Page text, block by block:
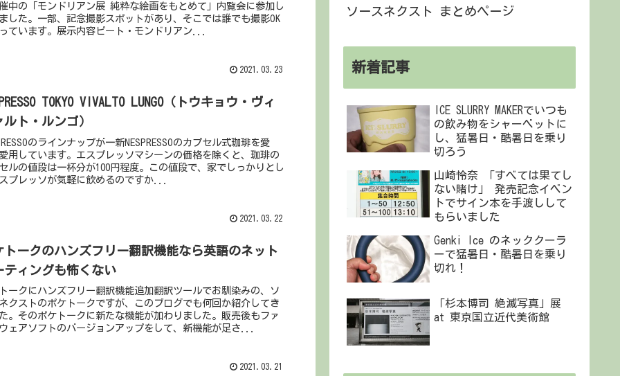
中の「モンドリアン展 純粋な絵画をもとめて」内覧会に参加し
した。一部、記念撮影スポットがあり、そこでは誰でも撮影OK
ています。展示内容ピート・モンドリアン...
2021.03.23
TOKYO VIVALTO LUNGO（トウキョウ・ヴィ
ルト・ルンゴ）
のラインナップが一新NESPRESSOのカプセル式珈琲を愛
用しています。エスプレッソマシーンの価格を除くと、珈琲の
ルの値段は一杯分が100円程度。この値段で、家でしっかりとし
プレッソが気軽に飲めるのですか...
2021.03.22
トークのハンズフリー翻訳機能なら英語のネット
ティングも怖くない
ークにハンズフリー翻訳機能追加翻訳ツールでお馴染みの、ソ
クストのポケトークですが、このブログでも何回か紹介してき
。そのポケトークに新たな機能が加わりました。販売後もファ
ェアソフトのバージョンアップをして、新機能が足さ...
2021.03.21
ソースネクスト まとめページ
新着記事
ICE SLURRY MAKERでいつも
の飲み物をシャーベットに
し、猛暑日・酷暑日を乗り
切ろう
山崎怜奈 「すべては果てし
ない賭け」 発売記念イベン
トでサイン本を手渡しして
もらいました
Genki Ice のネッククーラ
ーで猛暑日・酷暑日を乗り
切れ！
「杉本博司 絶滅写真」展
at 東京国立近代美術館